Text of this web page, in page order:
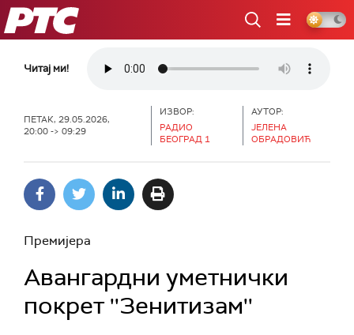
РТС
Читај ми!
ПЕТАК, 29.05.2026,
20:00 -> 09:29
ИЗВОР:
РАДИО
БЕОГРАД 1
АУТОР:
ЈЕЛЕНА
ОБРАДОВИЋ
Премијера
Авангардни уметнички
покрет ''Зенитизам''